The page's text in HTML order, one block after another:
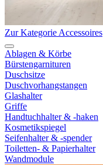
Zur Kategorie Accessoires
Ablagen & Körbe
Bürstengarnituren
Duschsitze
Duschvorhangstangen
Glashalter
Griffe
Handtuchhalter & -haken
Kosmetikspiegel
Seifenhalter & -spender
Toiletten- & Papierhalter
Wandmodule